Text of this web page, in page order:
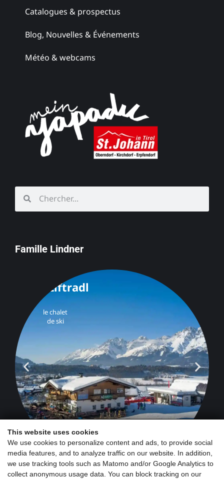
This website uses cookies
We use cookies to personalize content and ads, to provide social
media features, and to analyze traffic on our website. In addition,
we use tracking tools such as Matomo and/or Google Analytics to
collect anonymous usage data. You can block tracking on our
Catalogues & prospectus
Blog, Nouvelles & Événements
Météo & webcams
Famille Lindner
s`Liftradl
le chalet
de ski